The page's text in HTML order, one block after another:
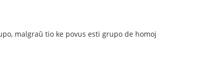
malgraŭ tio ke povus esti grupo de homoj